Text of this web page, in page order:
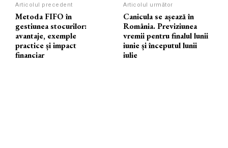
Articolul precedent
Metoda FIFO în
gestiunea stocurilor:
avantaje, exemple
practice și impact
financiar
Articolul următor
Canicula se așează în
România. Previziunea
vremii pentru finalul lunii
iunie și începutul lunii
iulie